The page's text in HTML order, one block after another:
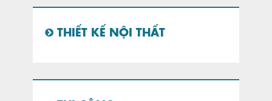
THIẾT KẾ NỘI THẤT